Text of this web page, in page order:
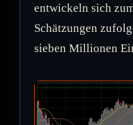
entwickeln sich
Schätzungen
sieben Millionen